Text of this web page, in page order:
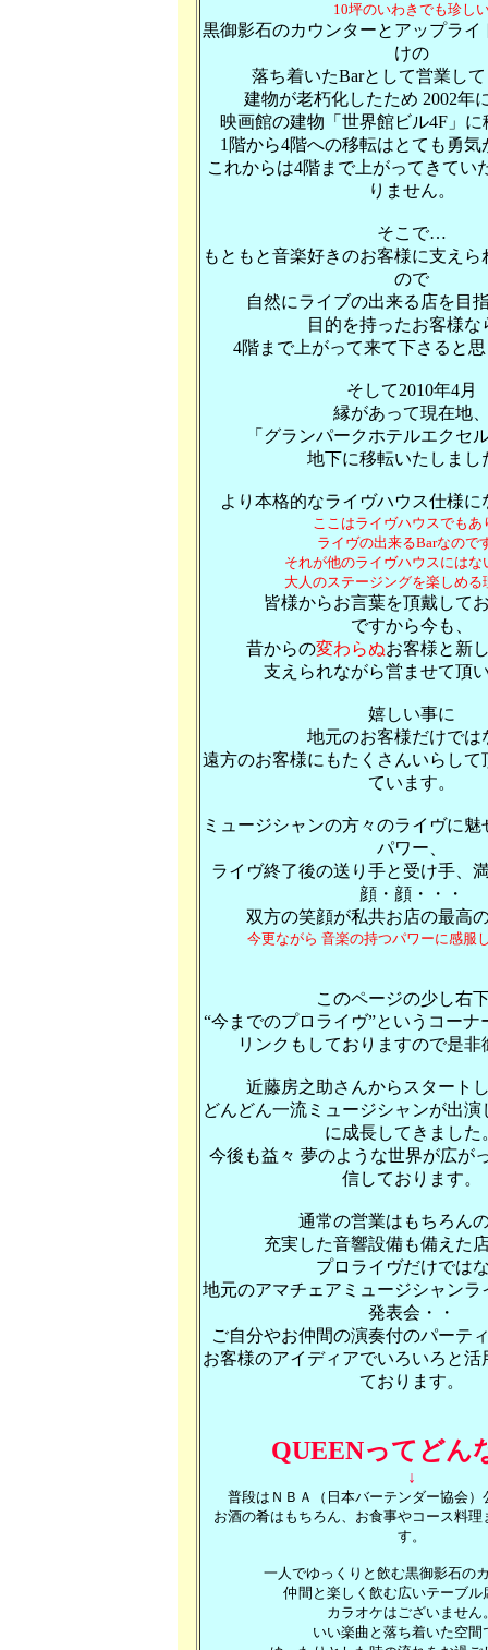
10坪のいわきでも珍し
黒御影石のカウンターとアップライ
けの
落ち着いたBarとして営業し
建物が老朽化したため 2002年
映画館の建物「世界館ビル4F」
1階から4階への移転はとても勇
これからは4階まで上がってきてい
りません。
そこで…
もともと音楽好きのお客様に支え
ので
自然にライブの出来る店を目
目的を持ったお客様な
4階まで上がって来て下さると
そして2010年4月
縁があって現在地
「グランパークホテルエクセ
地下に移転いたしまし
より本格的なライヴハウス仕様に
ここはライヴハウスでもあ
ライヴの出来るBarなので
それが他のライヴハウスにはな
大人のステージングを楽しめる
皆様からお言葉を頂戴して
ですから今も、
昔からの変わらぬお客様と新
支えられながら営ませて頂
嬉しい事に
地元のお客様だけでは
遠方のお客様にもたくさんいらして
ています。
ミュージシャンの方々のライヴに
パワー、
ライヴ終了後の送り手と受け手、
顔・顔・・・
双方の笑顔が私共お店の最高
今更ながら 音楽の持つパワーに感服
このページの少し右
“今までのプロライヴ”というコーナ
リンクもしておりますので是非
近藤房之助さんからスタート
どんどん一流ミュージシャンが出
に成長してきました
今後も益々 夢のような世界が広が
信しております。
通常の営業はもちろん
充実した音響設備も備えた
プロライヴだけでは
地元のアマチェアミュージシャンラ
発表会・・
ご自分やお仲間の演奏付のパーテ
お客様のアイディアでいろいろと活
ております。
QUEENってどん
↓
普段はＮＢＡ（日本バーテンダー協会）
お酒の肴はもちろん、お食事やコース料
す。
一人でゆっくりと飲む黒御影石の
仲間と楽しく飲む広いテーブル
カラオケはございません
いい楽曲と落ち着いた空間